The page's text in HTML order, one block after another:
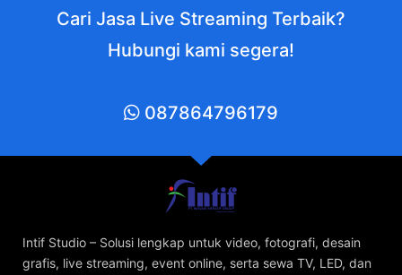
Cari Jasa Live Streaming Terbaik?
Hubungi kami segera!
087864796179
Intif Studio – Solusi lengkap untuk video, fotografi, desain
grafis, live streaming, event online, serta sewa TV, LED, dan